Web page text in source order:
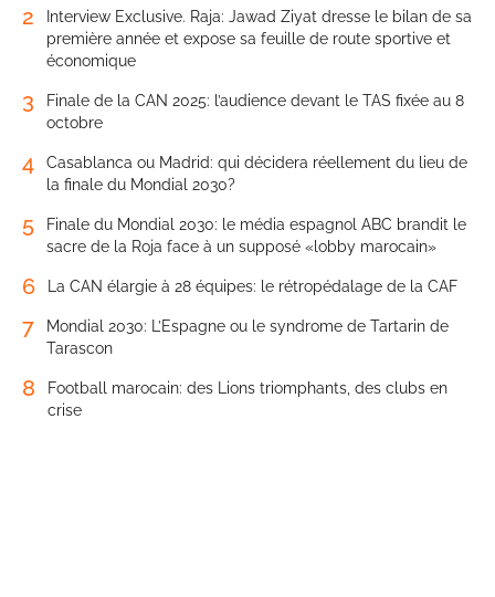
2
Interview Exclusive. Raja: Jawad Ziyat dresse le bilan de sa
première année et expose sa feuille de route sportive et
économique
3
Finale de la CAN 2025: l’audience devant le TAS fixée au 8
octobre
4
Casablanca ou Madrid: qui décidera réellement du lieu de
la finale du Mondial 2030?
5
Finale du Mondial 2030: le média espagnol ABC brandit le
sacre de la Roja face à un supposé «lobby marocain»
6 La CAN élargie à 28 équipes: le rétropédalage de la CAF
7
Mondial 2030: L’Espagne ou le syndrome de Tartarin de
Tarascon
8
Football marocain: des Lions triomphants, des clubs en
crise